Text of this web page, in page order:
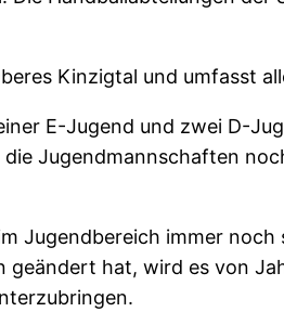
Kinzigtal und umfasst
E-Jugend und zwei D-
Jugendmannschaften
Jugendbereich immer
hat, wird es von